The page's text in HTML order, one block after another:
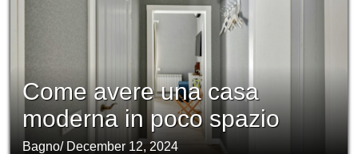
Come avere una casa
moderna in poco spazio
Bagno/ December 12, 2024